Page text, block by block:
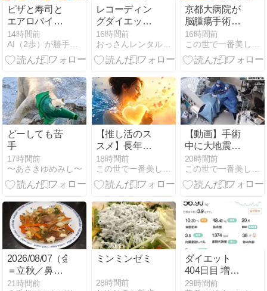
95.9kgへ！
ピザと寿司と
エアロバイク
82分！カロリ
ー爆走バトル
のゆくえ
14時間前
レコーディン
グダイエット
2026/7/31《プ
チ断食》
16時間前
おっさんレンタル（美魔おっさん活動記）健康＆美容ブログ
京都大病院が
脳腫瘍手術で
誤って正常な
組織摘出、50
代女性患者は
16時間前
どーしても苦
手
17時間前
〜あさきゆめみし〜
【推し活のス
スメ】長年苦
しんでいた鬱
病から解放さ
れた親友
18時間前
【動画】手術
中に大地震！
その時医師た
ちは！「熊本
総合病院」
20時間前
2026/08/07（金）・
＝立秋／鼻の
日＝・「プラ
21時間前
ミンミンゼミ
28時間前
ダイエット
404日目 増え
続ける体重
29時間前